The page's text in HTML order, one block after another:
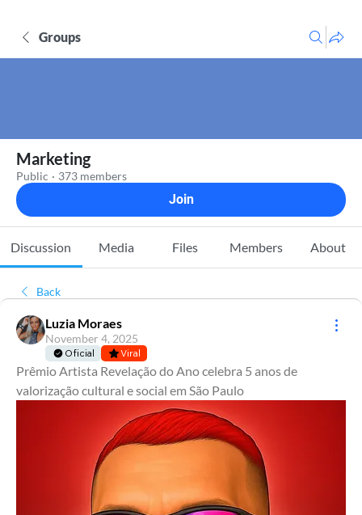
Groups
Marketing
Public · 373 members
Join
Discussion Media Files Members About
Back
Luzia Moraes
November 4, 2025
Oficial Viral
Prêmio Artista Revelação do Ano celebra 5 anos de
valorização cultural e social em São Paulo